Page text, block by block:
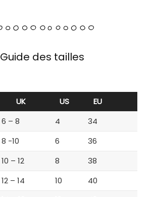
Guide des tailles
UK US
EU
6 – 8 4
34
8 -10 6
36
10 – 12 8
38
12 – 14 10
40